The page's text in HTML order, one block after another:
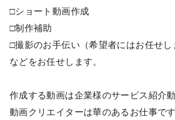
□ショート動画作成
□制作補助
□撮影のお手伝い（希望者にはお任せし
などをお任せします。
作成する動画は企業様のサービス紹介動
動画クリエイターは華のあるお仕事で